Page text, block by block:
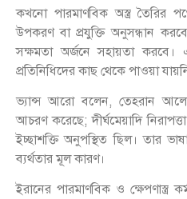
কখনো পারমাণবিক অস্ত্র
উপকরণ বা প্রযুক্তি অনুসন্ধান
সক্ষমতা অর্জনে সহায়তা করবে।
প্রতিনিধিদের কাছ থেকে পাওয়া
ভ্যান্স আরো বলেন, তেহরান
আচরণ করেছে; দীর্ঘমেয়াদি
ইচ্ছাশক্তি অনুপস্থিত ছিল। তার
ব্যর্থতার মূল কারণ।
ইরানের পারমাণবিক ও ক্ষেপণাস্ত্র